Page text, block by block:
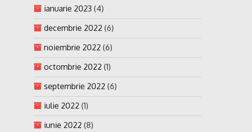
ianuarie 2023 (4)
decembrie 2022 (6)
noiembrie 2022 (6)
octombrie 2022 (1)
septembrie 2022 (6)
iulie 2022 (1)
iunie 2022 (8)